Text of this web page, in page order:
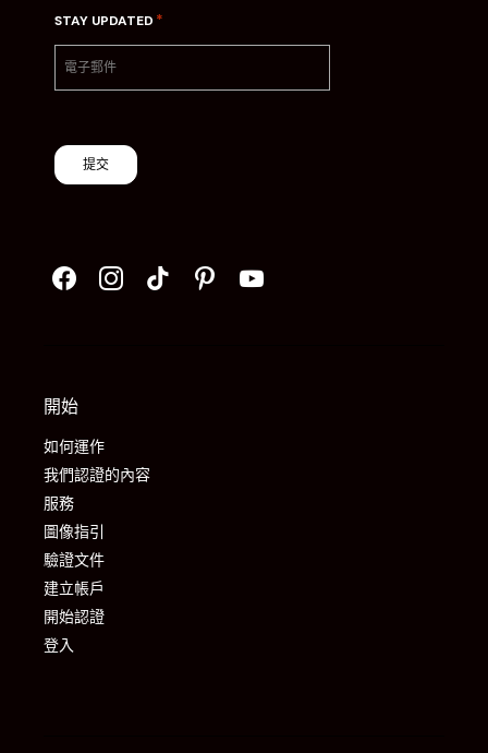
STAY UPDATED *
提交
開始
如何運作
我們認證的內容
服務
圖像指引
驗證文件
建立帳戶
開始認證
登入